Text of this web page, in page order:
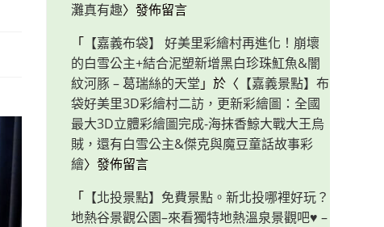
灘真有趣〉發佈留言
「 【嘉義布袋】 好美里彩繪村再進化！崩壞
的白雪公主+結合泥塑新增黑白珍珠魟魚&闇
紋河豚 – 葛瑞絲的天堂 」於〈 【嘉義景點】布
袋好美里3D彩繪村二訪，更新彩繪圖：全國
最大3D立體彩繪圖完成-海抹香鯨大戰大王烏
賊，還有白雪公主&傑克與魔豆童話故事彩
繪〉發佈留言
「 【北投景點】免費景點。新北投哪裡好玩？
地熱谷景觀公園–來看獨特地熱溫泉景觀吧♥ –